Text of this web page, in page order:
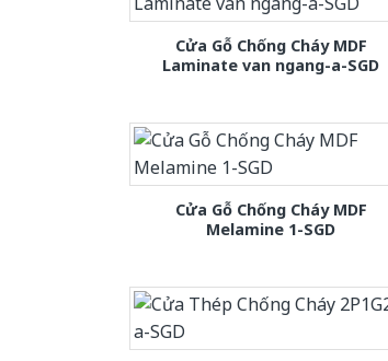
Cửa Gỗ Chống Cháy MDF
Laminate van ngang-a-SGD
Cửa Gỗ Chống Cháy MDF
Melamine 1-SGD